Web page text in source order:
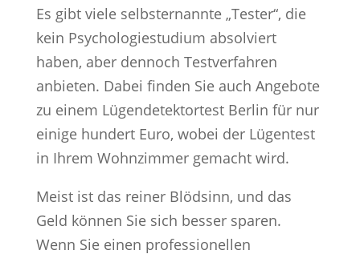
Es gibt viele selbsternannte „Tester“, die
kein Psychologiestudium absolviert
haben, aber dennoch Testverfahren
anbieten. Dabei finden Sie auch Angebote
zu einem Lügendetektortest Berlin für nur
einige hundert Euro, wobei der Lügentest
in Ihrem Wohnzimmer gemacht wird.
Meist ist das reiner Blödsinn, und das
Geld können Sie sich besser sparen.
Wenn Sie einen professionellen